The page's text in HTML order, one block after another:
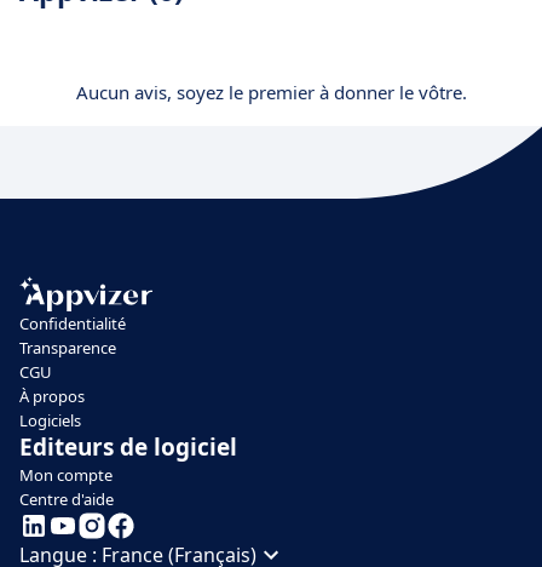
Aucun avis, soyez le premier à donner le vôtre.
Confidentialité
Transparence
CGU
À propos
Logiciels
Editeurs de logiciel
Mon compte
Centre d'aide
Langue : France (Français)